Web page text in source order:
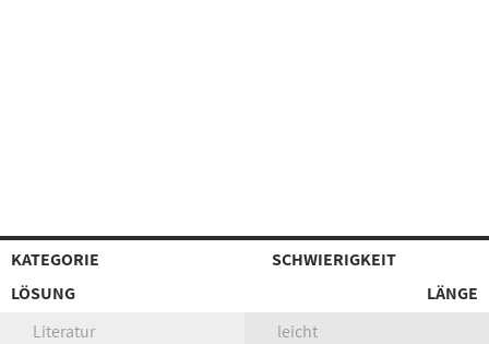
KATEGORIE
SCHWIERIGKEIT
LÖSUNG
LÄNGE
Literatur
leicht